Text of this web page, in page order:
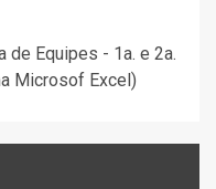
de Equipes - 1a. e 2a.
Microsof Excel)